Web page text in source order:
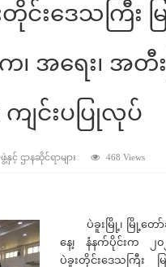
င်းဒေသကြီး မြ
အရေး၊ အတီ
ကျင်းပပြုလုပ်
င့် ဌာနဆိုင်ရာများ 468 Views
ပဲခူးမြို့၊ မြို့တော်
နေ့၊ နံနက်ပိုင်းက ၂၀
ပဲခူးတိုင်းဒေသကြီး မ